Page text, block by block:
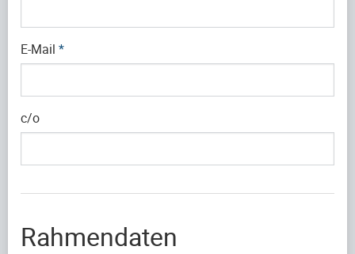
E-Mail *
c/o
Rahmendaten